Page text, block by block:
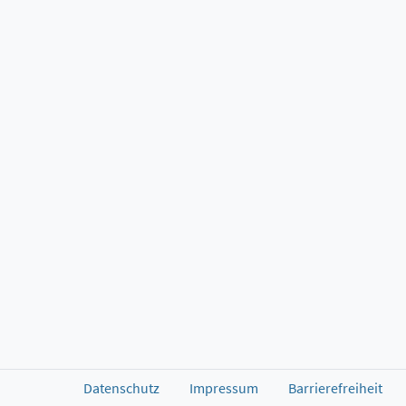
Datenschutz Impressum Barrierefreiheit